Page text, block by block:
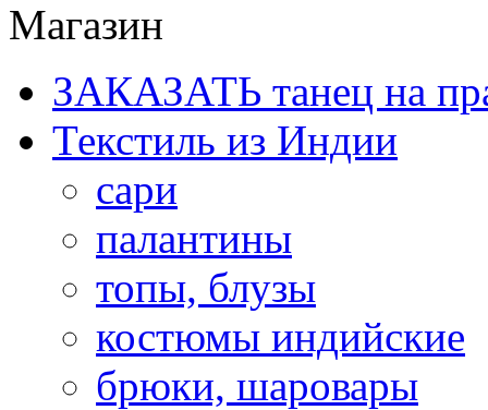
Магазин
ЗАКАЗАТЬ танец на
Текстиль из Индии
сари
палантины
топы, блузы
костюмы индийские
брюки, шаровары